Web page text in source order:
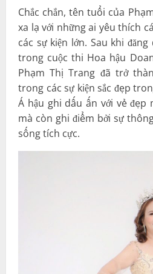
Chắc chắn, tên tuổi của
xa lạ với những ai yêu thích
các sự kiện lớn. Sau khi
trong cuộc thi Hoa hậu
Phạm Thị Trang đã trở
trong các sự kiện sắc đẹp
Á hậu ghi dấu ấn với vẻ đẹp
mà còn ghi điểm bởi sự
sống tích cực.